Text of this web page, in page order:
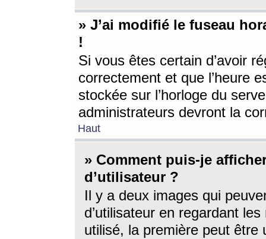
» J’ai modifié le fuseau
!
Si vous êtes certain d’avoir
correctement et que l’heure
stockée sur l’horloge du
administrateurs devront la
Haut
» Comment puis-je
d’utilisateur ?
Il y a deux images qui
d’utilisateur en regardant
utilisé, la première peut être